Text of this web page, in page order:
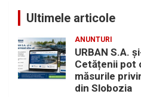
Ultimele articole
ANUNTURI
URBAN S.A.
Cetățenii pot
măsurile
din Slobozia